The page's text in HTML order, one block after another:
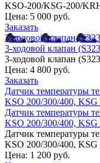
KSO-200/KSG-200/
Цена: 5 000 руб.
Заказать
3-ходовой клапан
3-ходовой клапан
3-ходовой клапан
Цена: 4 800 руб.
Заказать
Датчик температуры
KSO 200/300/400, KSG
Датчик температуры
KSO 200/300/400, KSG
Датчик температуры
KSO 200/300/400, KSG
Цена: 1 200 руб.